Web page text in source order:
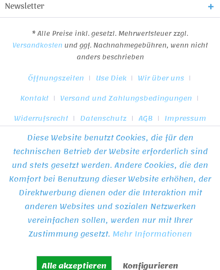
Newsletter
* Alle Preise inkl. gesetzl. Mehrwertsteuer zzgl.
Versandkosten und ggf. Nachnahmegebühren, wenn nicht
anders beschrieben
Öffnungszeiten Use Diek
Wir über uns
Kontakt
Versand und Zahlungsbedingungen
Widerrufsrecht
Datenschutz AGB Impressum
* Alle Preise inkl. gesetzl. Mehrwertsteuer zzgl. Versandkosten
und ggf. Nachnahmegebühren, wenn nicht anders beschrieben
Diese Website benutzt Cookies, die für den
technischen Betrieb der Website erforderlich sind
und stets gesetzt werden. Andere Cookies, die den
Komfort bei Benutzung dieser Website erhöhen, der
Direktwerbung dienen oder die Interaktion mit
anderen Websites und sozialen Netzwerken
vereinfachen sollen, werden nur mit Ihrer
Zustimmung gesetzt. Mehr Informationen
Alle akzeptieren Konfigurieren